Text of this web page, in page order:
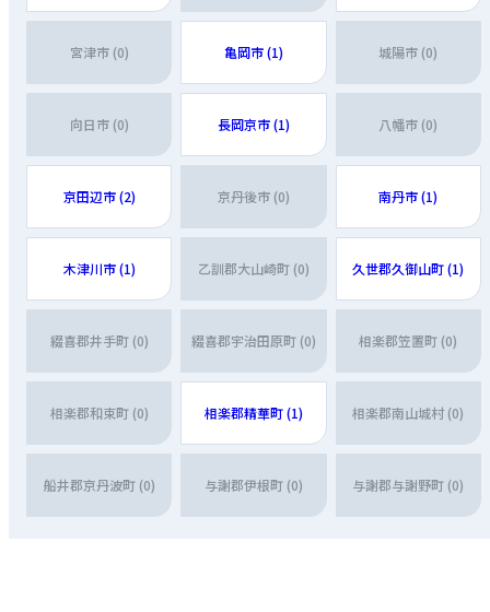
宮津市 (0) 亀岡市 (1) 城陽市 (0)
向日市 (0) 長岡京市 (1) 八幡市 (0)
京田辺市 (2) 京丹後市 (0) 南丹市 (1)
木津川市 (1) 乙訓郡大山崎町 (0) 久世郡久御山町 (1)
綴喜郡井手町 (0) 綴喜郡宇治田原町 (0) 相楽郡笠置町 (0)
相楽郡和束町 (0) 相楽郡精華町 (1) 相楽郡南山城村 (0)
船井郡京丹波町 (0) 与謝郡伊根町 (0) 与謝郡与謝野町 (0)